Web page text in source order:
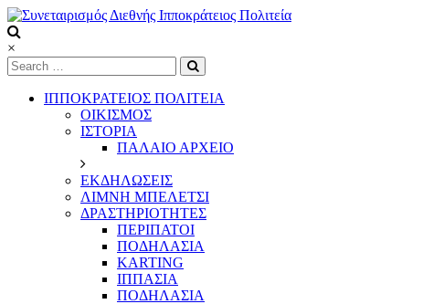
Skip
to
content
Συνεταιρισμός
Διεθνής
Ιπποκράτειος
Πολιτεία
×
ΙΠΠΟΚΡΑΤΕΙΟΣ ΠΟΛΙΤΕΙΑ
ΟΙΚΙΣΜΟΣ
ΙΣΤΟΡΙΑ
ΠΑΛΑΙΟ ΑΡΧΕΙΟ
ΕΚΔΗΛΩΣΕΙΣ
ΛΙΜΝΗ ΜΠΕΛΕΤΣΙ
ΔΡΑΣΤΗΡΙΟΤΗΤΕΣ
ΠΕΡΙΠΑΤΟΙ
ΠΟΔΗΛΑΣΙΑ
KARTING
ΙΠΠΑΣΙΑ
ΠΟΔΗΛΑΣΙΑ